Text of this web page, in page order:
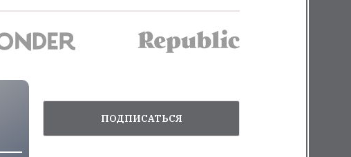
ПОДПИСАТЬСЯ